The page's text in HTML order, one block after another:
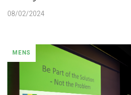
08/02/2024
MENS